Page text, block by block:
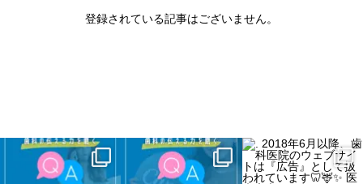
登録されている記事はございません。